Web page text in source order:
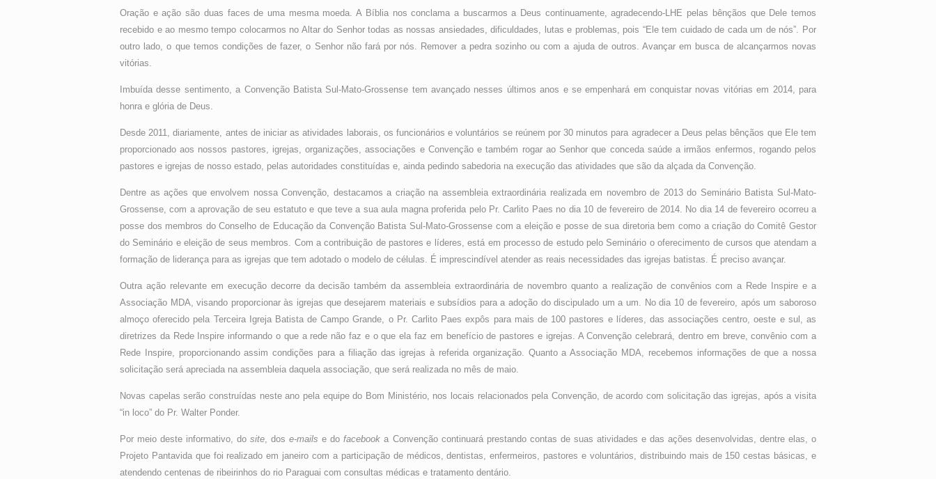
Oração e ação são duas faces de uma mesma moeda. A Bíblia nos conclama a buscarmos a Deus continuamente, agradecendo-LHE pelas bênçãos que Dele temos
recebido e ao mesmo tempo colocarmos no Altar do Senhor todas as nossas ansiedades, dificuldades, lutas e problemas, pois “Ele tem cuidado de cada um de nós”. Por
outro lado, o que temos condições de fazer, o Senhor não fará por nós. Remover a pedra sozinho ou com a ajuda de outros. Avançar em busca de alcançarmos novas
vitórias.
Imbuída desse sentimento, a Convenção Batista Sul-Mato-Grossense tem avançado nesses últimos anos e se empenhará em conquistar novas vitórias em 2014, para
honra e glória de Deus.
Desde 2011, diariamente, antes de iniciar as atividades laborais, os funcionários e voluntários se reúnem por 30 minutos para agradecer a Deus pelas bênçãos que Ele tem
proporcionado aos nossos pastores, igrejas, organizações, associações e Convenção e também rogar ao Senhor que conceda saúde a irmãos enfermos, rogando pelos
pastores e igrejas de nosso estado, pelas autoridades constituídas e, ainda pedindo sabedoria na execução das atividades que são da alçada da Convenção.
Dentre as ações que envolvem nossa Convenção, destacamos a criação na assembleia extraordinária realizada em novembro de 2013 do Seminário Batista Sul-Mato-
Grossense, com a aprovação de seu estatuto e que teve a sua aula magna proferida pelo Pr. Carlito Paes no dia 10 de fevereiro de 2014. No dia 14 de fevereiro ocorreu a
posse dos membros do Conselho de Educação da Convenção Batista Sul-Mato-Grossense com a eleição e posse de sua diretoria bem como a criação do Comitê Gestor
do Seminário e eleição de seus membros. Com a contribuição de pastores e líderes, está em processo de estudo pelo Seminário o oferecimento de cursos que atendam a
formação de liderança para as igrejas que tem adotado o modelo de células. É imprescindível atender as reais necessidades das igrejas batistas. É preciso avançar.
Outra ação relevante em execução decorre da decisão também da assembleia extraordinária de novembro quanto a realização de convênios com a Rede Inspire e a
Associação MDA, visando proporcionar às igrejas que desejarem materiais e subsídios para a adoção do discipulado um a um. No dia 10 de fevereiro, após um saboroso
almoço oferecido pela Terceira Igreja Batista de Campo Grande, o Pr. Carlito Paes expôs para mais de 100 pastores e líderes, das associações centro, oeste e sul, as
diretrizes da Rede Inspire informando o que a rede não faz e o que ela faz em benefício de pastores e igrejas. A Convenção celebrará, dentro em breve, convênio com a
Rede Inspire, proporcionando assim condições para a filiação das igrejas à referida organização. Quanto a Associação MDA, recebemos informações de que a nossa
solicitação será apreciada na assembleia daquela associação, que será realizada no mês de maio.
Novas capelas serão construídas neste ano pela equipe do Bom Ministério, nos locais relacionados pela Convenção, de acordo com solicitação das igrejas, após a visita
“in loco” do Pr. Walter Ponder.
Por meio deste informativo, dosite, dose-mails e dofacebook a Convenção continuará prestando contas de suas atividades e das ações desenvolvidas, dentre elas, o
Projeto Pantavida que foi realizado em janeiro com a participação de médicos, dentistas, enfermeiros, pastores e voluntários, distribuindo mais de 150 cestas básicas, e
atendendo centenas de ribeirinhos do rio Paraguai com consultas médicas e tratamento dentário.